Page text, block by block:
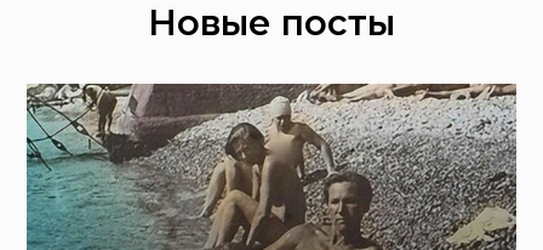
Новые посты